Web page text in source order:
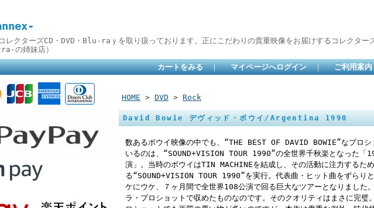
レクターズCD・DVD・Blu-raｙを取り扱っております。正にこだわりの貴重映像をお届けするコレクターズ
の姉妹店）
カートをみる ｜ マイページへログイン ｜ ご利用案内
HOME > DVD > Rock
David Bowie デヴィッド・ボウイ/Argentina 1990
数あるボウイ映像の中でも、“THE BEST OF DAVID BOWIE”なプロシ
いるのは、“SOUND+VISION TOUR 1990”の全世界千秋楽となった「
演」。当時のボウイはTIN MACHINEを結成し、その活動に注力するた
る“SOUND+VISION TOUR 1990”を実行。代表曲・ヒット曲をずらり
ケにウケ、７ヶ月間で全世界108公演で回る巨大なツアーとなりました
ラ・プロショットで収めたものなのです。そのクオリティはまさに完璧